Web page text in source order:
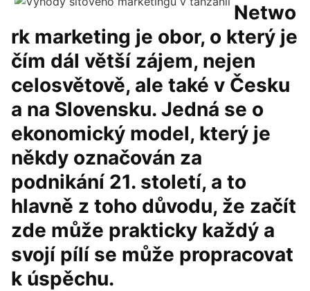
Netwo
rk marketing je obor, o který je
čím dál větší zájem, nejen
celosvětově, ale také v Česku
a na Slovensku. Jedná se o
ekonomický model, který je
někdy označován za
podnikání 21. století, a to
hlavně z toho důvodu, že začít
zde může prakticky každý a
svojí pílí se může propracovat
k úspěchu.